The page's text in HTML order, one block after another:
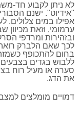
לא ניתן לקבוע חד-
"אידיוט". ישנם
אפילו במים צלולים.
ערמומי, וזאת
ובזהירות ומרדפי
לכך שאם הלברק רואה
בחום להתכופף
ללבוש בגדים בצבעים
סערה או מעיל רוח
את הדג.
דמויים מומלצים